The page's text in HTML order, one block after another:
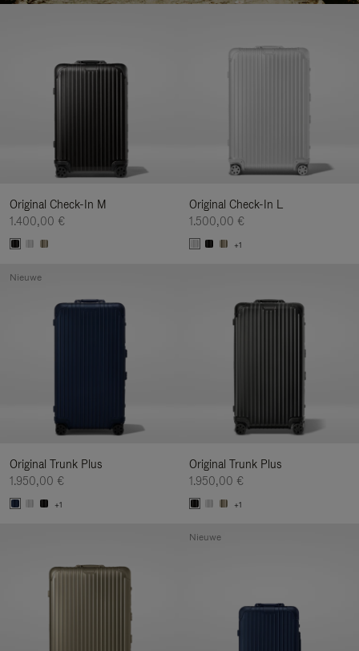
Original Check-In M
1.400,00 €
Original Check-In L
1.500,00 €
+1
Original Trunk Plus
1.950,00 €
+1
Nieuwe
Original Trunk Plus
1.950,00 €
+1
Nieuwe